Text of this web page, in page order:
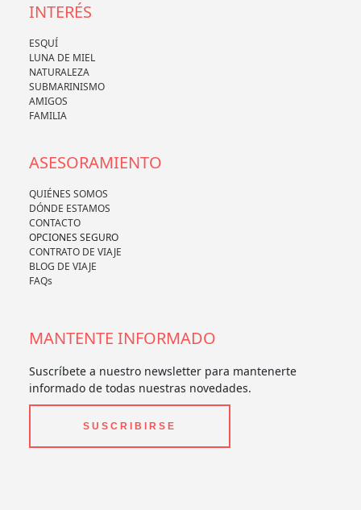
INTERÉS
ESQUÍ
LUNA DE MIEL
NATURALEZA
SUBMARINISMO
AMIGOS
FAMILIA
ASESORAMIENTO
QUIÉNES SOMOS
DÓNDE ESTAMOS
CONTACTO
OPCIONES SEGURO
CONTRATO DE VIAJE
BLOG DE VIAJE
FAQs
MANTENTE INFORMADO
Suscríbete a nuestro newsletter para mantenerte
informado de todas nuestras novedades.
SUSCRIBIRSE